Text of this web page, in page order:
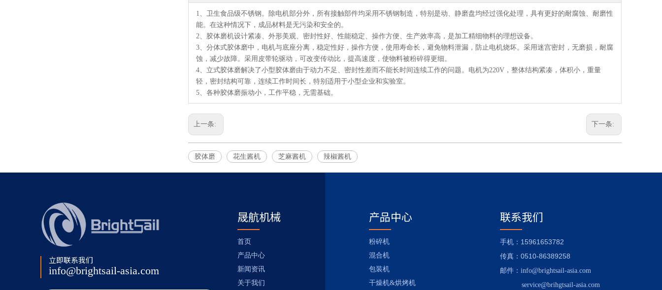
1、卫生食品级不锈钢。除电机部分外，所有接触部件均采用不锈钢制造，特别是动、静磨盘均经过强化处理，具有更好的耐腐蚀、耐磨性
能。在这种情况下，成品材料是无污染和安全的。
2、胶体磨机设计紧凑、外形美观、密封性好、性能稳定、操作方便、生产效率高，是加工精细物料的理想设备。
3、分体式胶体磨中，电机与底座分离，稳定性好，操作方便，使用寿命长，避免物料泄漏，防止电机烧坏。采用迷宫密封，无磨损，耐腐
蚀，减少故障。采用皮带轮驱动，可改变传动比，提高速度，使物料被粉碎得更细。
4、立式胶体磨解决了小型胶体磨由于动力不足、密封性差而不能长时间连续工作的问题。电机为220V，整体结构紧凑，体积小，重量
轻，密封结构可靠，连续工作时间长，特别适用于小型企业和实验室。
5、各种胶体磨振动小，工作平稳，无需基础。
上一条: 下一条:
胶体磨 花生酱机 芝麻酱机 辣椒酱机
立即联系我们
info@brightsail-asia.com
晟航机械
首页
产品中心
新闻资讯
关于我们
产品中心
粉碎机
混合机
包装机
干燥机&烘烤机
联系我们
手机 ：15961653782
传真 ：0510-86389258
邮件 ：info@brightsail-asia.com
service@brihgtsail-asia.com